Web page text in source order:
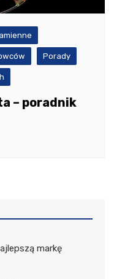
Porady
– poradnik
markę